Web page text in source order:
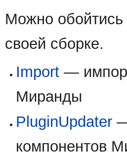
Можно
своей сборке.
Import —
Миранды
PluginUpdater
компонентов